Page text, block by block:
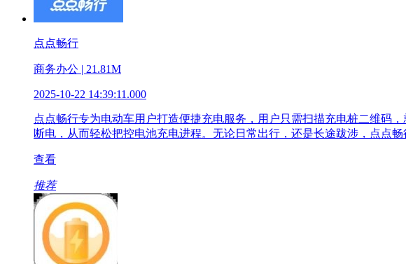
点点畅行
商务办公 | 21.81M
2025-10-22 14:39:11.000
点点畅行专为电动车用户打造便捷充电服务，用户只需扫描充电桩二维码
断电，从而轻松把控电池充电进程。无论日常出行，还是长途跋涉，点点
查看
推荐